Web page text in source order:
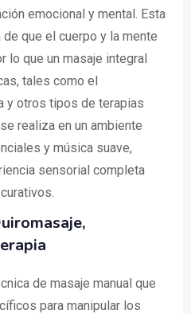
emocional y mental. Esta
que el cuerpo y la mente
lo que un masaje integral
tales como el
y otros tipos de terapias
realiza en un ambiente
y música suave,
sensorial completa
de masaje manual que
para manipular los